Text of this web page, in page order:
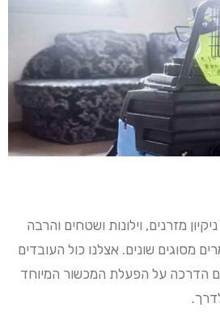
מזרנים, וילונות ושטחים והרבה
מסוגים שונים. אצלנו כול העובדים
הדרכה על הפעלת המכשור המיוחד